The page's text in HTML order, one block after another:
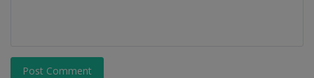
Post Comment